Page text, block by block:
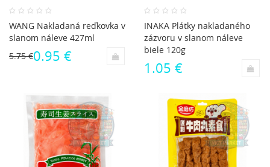
WANG Nakladaná reďkovka v
slanom náleve 427ml
5.75 €0.95 €
INAKA Plátky nakladaného
zázvoru v slanom náleve
biele 120g
1.05 €